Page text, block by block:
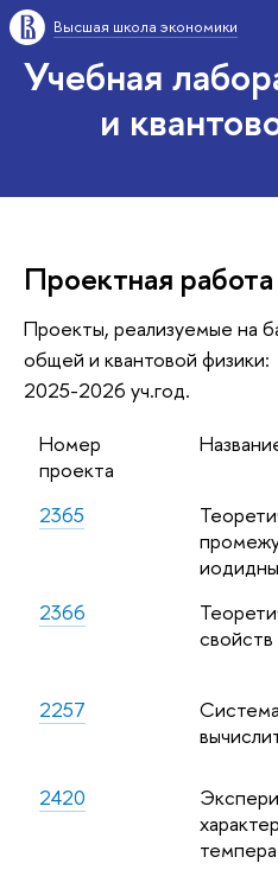
Высшая школа экономики
Учебная
и
Проектная работа
Проекты, реализуемые на
общей и квантовой физики:
2025-2026 уч.год.
Номер
проекта
2365
2366
2257
2420